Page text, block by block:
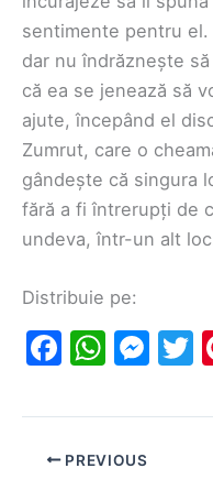
sentimente pentru
dar nu îndrăznește
că ea se jenează să
ajute, începând el
Zumrut, care o
gândește că singura
fără a fi întrerupți de
undeva, într-un alt
Distribuie pe:
F
c
e
W
at
s
M
s
PREVIOUS